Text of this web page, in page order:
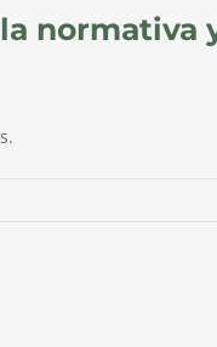
normativa